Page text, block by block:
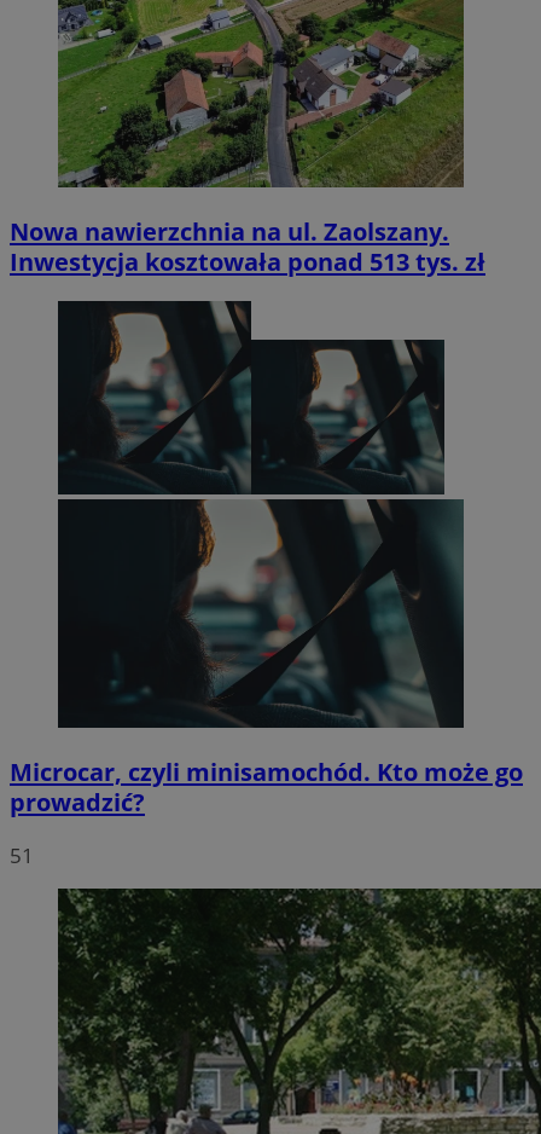
Nowa nawierzchnia na ul. Zaolszany.
Inwestycja kosztowała ponad 513 tys. zł
Microcar, czyli minisamochód. Kto może go
prowadzić?
51